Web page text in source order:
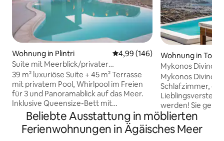
Wohnung in Plintri Durchschnittliche Bewertung:
4,99 (146)
Suite mit Meerblick/privater
Pool/Mykonos/amallinisuites
39 m² luxuriöse Suite + 45 m² Terrasse
mit privatem Pool, Whirlpool im Freien
für 3 und Panoramablick auf das Meer.
Inklusive Queensize-Bett mit
anatomischer Matratze, Gänsefeder-
Sofa (für 1 weitere Person), voll
ausgestatteter Küche, 55-Zoll-Smart-TV
Wohnung in
Mykonos Divino
privater Pool!
Mykonos Divino 6
Schlafzimmer,
Lieblingsversteck
werden! Sie
Komplex in Agia
Architektur und
Dekoration.
Beliebte Ausstattung in möblierten
Ferienwohnungen in Ägäisches Meer